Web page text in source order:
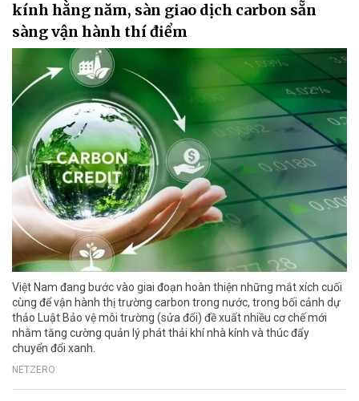
kính hằng năm, sàn giao dịch carbon sẵn
sàng vận hành thí điểm
Việt Nam đang bước vào giai đoạn hoàn thiện những mắt xích cuối
cùng để vận hành thị trường carbon trong nước, trong bối cảnh dự
thảo Luật Bảo vệ môi trường (sửa đổi) đề xuất nhiều cơ chế mới
nhằm tăng cường quản lý phát thải khí nhà kính và thúc đẩy
chuyển đổi xanh.
NETZERO